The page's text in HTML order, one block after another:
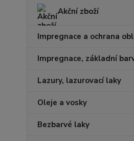
Akční zboží
Impregnace a ochrana
Impregnace, základní
Lazury, lazurovací laky
Oleje a vosky
Bezbarvé laky